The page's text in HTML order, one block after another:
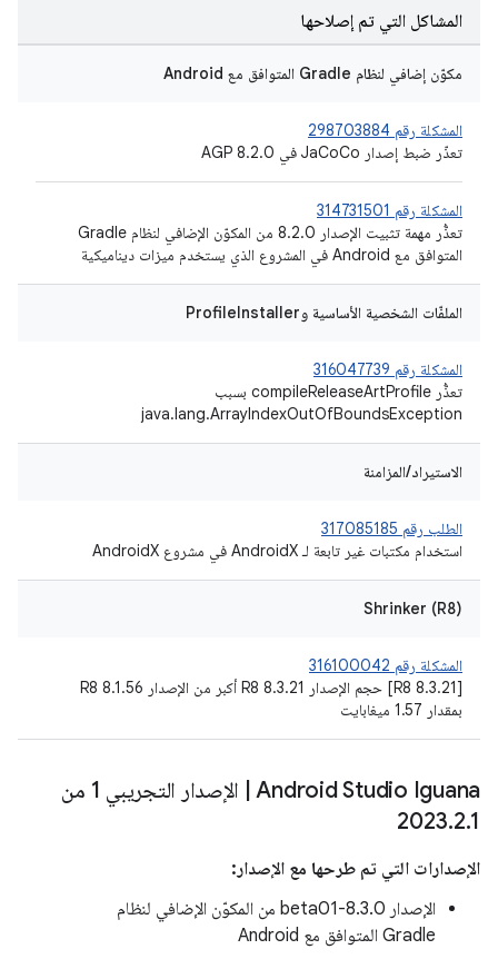
المشاكل التي تم إصلاحها
مكوّن إضافي لنظام Gradle المتوافق مع Android
المشكلة رقم 298703884
تعذّر ضبط إصدار JaCoCo في AGP 8.2.0
المشكلة رقم 314731501
تعذُّر مهمة تثبيت الإصدار 8.2.0 من المكوّن الإضافي لنظام Gradle
المتوافق مع Android في المشروع الذي يستخدم ميزات ديناميكية
الملفّات الشخصية الأساسية وProfileInstaller
المشكلة رقم 316047739
تعذُّر compileReleaseArtProfile بسبب
java.lang.ArrayIndexOutOfBoundsException
الاستيراد/المزامنة
الطلب رقم 317085185
استخدام مكتبات غير تابعة لـ AndroidX في مشروع AndroidX
Shrinker (R8)
المشكلة رقم 316100042
[R8 8.3.21] حجم الإصدار R8 8.3.21 أكبر من الإصدار R8 8.1.56
بمقدار 1.57 ميغابايت
Android Studio Iguana
الإصدار التجريبي 1 من
2023.2.1
الإصدارات التي تم طرحها مع الإصدار:
الإصدار 8.3.0-beta01 من المكوّن الإضافي لنظام
Gradle المتوافق مع Android